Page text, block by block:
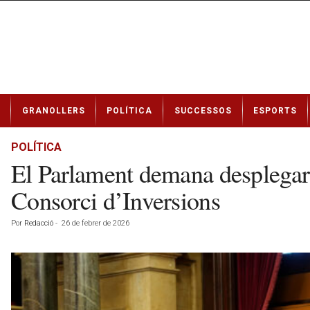
t
GRANOLLERS POLÍTICA SUCCESSOS ESPORTS
POLÍTICA
El Parlament demana
Consorci d’Inversions
Por Redacció - 26 de febrer de 2026